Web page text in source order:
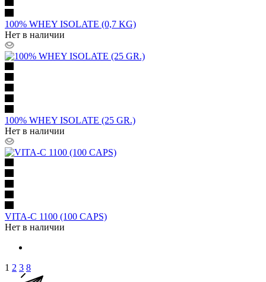
100% WHEY ISOLATE (0,7 KG)
Нет в наличии
100% WHEY ISOLATE (25 GR.)
Нет в наличии
VITA-C 1100 (100 CAPS)
Нет в наличии
1 2 3 8